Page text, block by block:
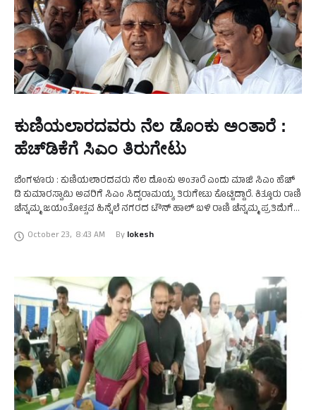
ಕುಣಿಯಲಾರದವರು ನೆಲ ಡೊಂಕು‌ ಅಂತಾರೆ :
ಹೆಚ್​​ಡಿಕೆಗೆ ಸಿಎಂ ತಿರುಗೇಟು
ಬೆಂಗಳೂರು : ಕುಣಿಯಲಾರದವರು ನೆಲ ಡೊಂಕು ಅಂತಾರೆ ಎಂದು ಮಾಜಿ ಸಿಎಂ ಹೆಚ್
ಡಿ ಕುಮಾರಸ್ವಾಮಿ ಅವರಿಗೆ ಸಿಎಂ ಸಿದ್ದರಾಮಯ್ಯ ತಿರುಗೇಟು ಕೊಟ್ಟಿದ್ದಾರೆ. ಕಿತ್ತೂರು ರಾಣಿ
ಚೆನ್ನಮ್ಮ ಜಯಂತೋತ್ಸವ ಹಿನ್ನೆಲೆ ನಗರದ ಟೌನ್ ಹಾಲ್ ಬಳಿ ರಾಣಿ ಚೆನ್ನಮ್ಮ ಪ್ರತಿಮೆಗೆ
October 23, 8:43 AM By lokesh